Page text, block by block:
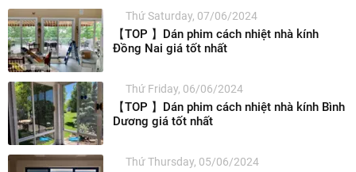
Thứ Saturday, 07/06/2024
【TOP 】Dán phim cách nhiệt nhà kính
Đồng Nai giá tốt nhất
Thứ Friday, 06/06/2024
【TOP 】Dán phim cách nhiệt nhà kính Bình
Dương giá tốt nhất
Thứ Thursday, 05/06/2024